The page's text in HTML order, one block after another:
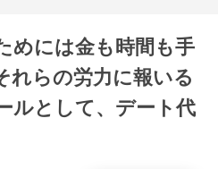
めには金も時間も手
れらの労力に報いる
ルとして、デート代